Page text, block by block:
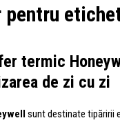
termic
de zi cu zi
sunt destinate tipăririi